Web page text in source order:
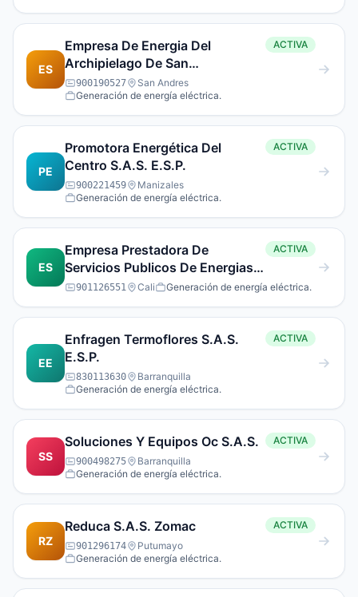
ES
Empresa De Energia Del
Archipielago De San
Andresprovidencia Y Santa
Catalina S.A.E.Sp.
ACTIVA
900190527
San Andres
Generación de energía eléctrica.
PE
Promotora Energética Del
Centro S.A.S. E.S.P.
ACTIVA
900221459
Manizales
Generación de energía eléctrica.
ES
Empresa Prestadora De
Servicios Publicos De Energias
Gas Y Telecomunicaciones
S.A.S.
ACTIVA
901126551 Cali Generación de energía eléctrica.
EE
Enfragen Termoflores S.A.S.
E.S.P.
ACTIVA
830113630
Barranquilla
Generación de energía eléctrica.
SS
Soluciones Y Equipos Oc S.A.S. ACTIVA
900498275
Barranquilla
Generación de energía eléctrica.
RZ
Reduca S.A.S. Zomac ACTIVA
901296174
Putumayo
Generación de energía eléctrica.